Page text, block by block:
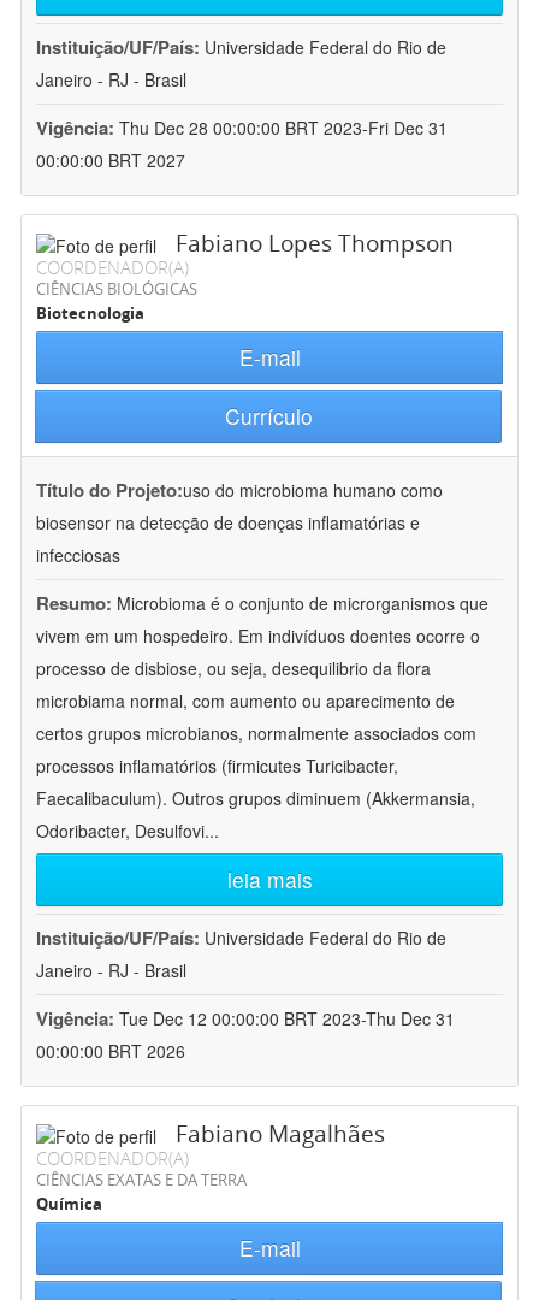
Instituição/UF/País: Universidade Federal do Rio de
Janeiro - RJ - Brasil
Vigência: Thu Dec 28 00:00:00 BRT 2023-Fri Dec 31
00:00:00 BRT 2027
Fabiano Lopes Thompson
COORDENADOR(A)
CIÊNCIAS BIOLÓGICAS
Biotecnologia
E-mail
Currículo
Título do Projeto:uso do microbioma humano como
biosensor na detecção de doenças inflamatórias e
infecciosas
Resumo: Microbioma é o conjunto de microrganismos que
vivem em um hospedeiro. Em indivíduos doentes ocorre o
processo de disbiose, ou seja, desequilibrio da flora
microbiama normal, com aumento ou aparecimento de
certos grupos microbianos, normalmente associados com
processos inflamatórios (firmicutes Turicibacter,
Faecalibaculum). Outros grupos diminuem (Akkermansia,
Odoribacter, Desulfovi...
leia mais
Instituição/UF/País: Universidade Federal do Rio de
Janeiro - RJ - Brasil
Vigência: Tue Dec 12 00:00:00 BRT 2023-Thu Dec 31
00:00:00 BRT 2026
Fabiano Magalhães
COORDENADOR(A)
CIÊNCIAS EXATAS E DA TERRA
Química
E-mail